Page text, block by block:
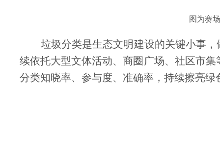
图为赛
垃圾分类是生态文明建设的关键小事，
续依托大型文体活动、商圈广场、社区市
分类知晓率、参与度、准确率，持续擦亮绿